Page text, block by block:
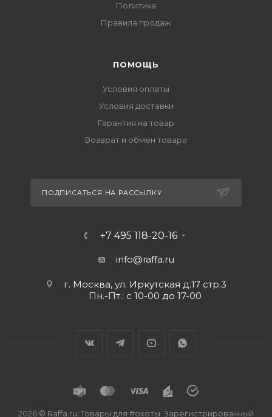
Политика
Правила продаж
ПОМОЩЬ
Условия оплаты
Условия доставки
Гарантия на товар
Возврат и обмен товара
ПОДПИСАТЬСЯ НА РАССЫЛКУ
+7 495 118-20-16
info@raffa.ru
г. Москва, ул. Иркутская д.17 стр.3
Пн.-Пт.: с 10-00 до 17-00
2026 © Raffa.ru: Товары для #охоты. Зарегистрированный